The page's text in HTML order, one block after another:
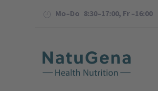
Mo–Do 8:30–17:00, Fr –16:00